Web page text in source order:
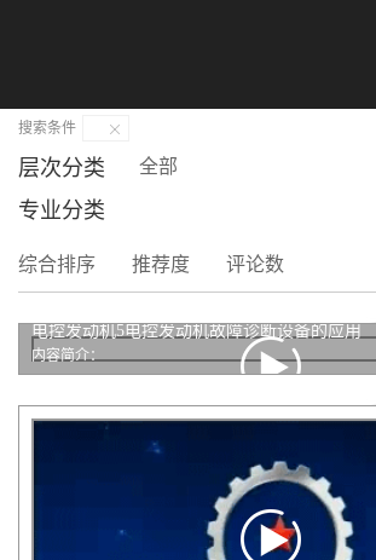
搜索条件
层次分类 全部
专业分类
综合排序 推荐度 评论数
电控发动机5电控发动机故障诊断设备的应用
内容简介：